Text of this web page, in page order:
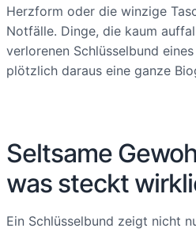
Herzform oder die winzige
Notfälle. Dinge, die kaum
verlorenen Schlüsselbund
plötzlich daraus eine ganze
Seltsame
was steckt
Ein Schlüsselbund zeigt nicht